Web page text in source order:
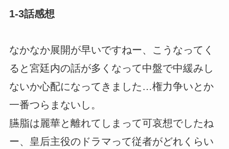
1-3話感想
なかなか展開が早いですねー、こうなってく
ると宮廷内の話が多くなって中盤で中緩みし
ないか心配になってきました…権力争いとか
一番つらまないし。
臙脂は麗華と離れてしまって可哀想でしたね
ー、皇后主役のドラマって従者がどれくらい